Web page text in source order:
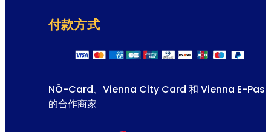
付款方式
NÖ-Card、Vienna City Card 和 Vienna E-Pass
的合作商家